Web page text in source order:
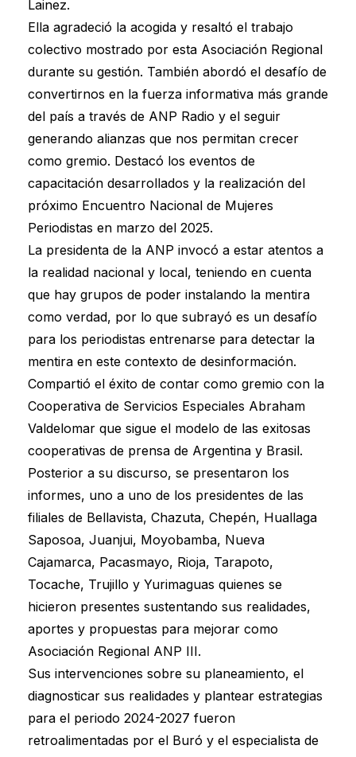
Lainez.
Ella agradeció la acogida y resaltó el trabajo
colectivo mostrado por esta Asociación Regional
durante su gestión. También abordó el desafío de
convertirnos en la fuerza informativa más grande
del país a través de ANP Radio y el seguir
generando alianzas que nos permitan crecer
como gremio. Destacó los eventos de
capacitación desarrollados y la realización del
próximo Encuentro Nacional de Mujeres
Periodistas en marzo del 2025.
La presidenta de la ANP invocó a estar atentos a
la realidad nacional y local, teniendo en cuenta
que hay grupos de poder instalando la mentira
como verdad, por lo que subrayó es un desafío
para los periodistas entrenarse para detectar la
mentira en este contexto de desinformación.
Compartió el éxito de contar como gremio con la
Cooperativa de Servicios Especiales Abraham
Valdelomar que sigue el modelo de las exitosas
cooperativas de prensa de Argentina y Brasil.
Posterior a su discurso, se presentaron los
informes, uno a uno de los presidentes de las
filiales de Bellavista, Chazuta, Chepén, Huallaga
Saposoa, Juanjui, Moyobamba, Nueva
Cajamarca, Pacasmayo, Rioja, Tarapoto,
Tocache, Trujillo y Yurimaguas quienes se
hicieron presentes sustentando sus realidades,
aportes y propuestas para mejorar como
Asociación Regional ANP III.
Sus intervenciones sobre su planeamiento, el
diagnosticar sus realidades y plantear estrategias
para el periodo 2024-2027 fueron
retroalimentadas por el Buró y el especialista de